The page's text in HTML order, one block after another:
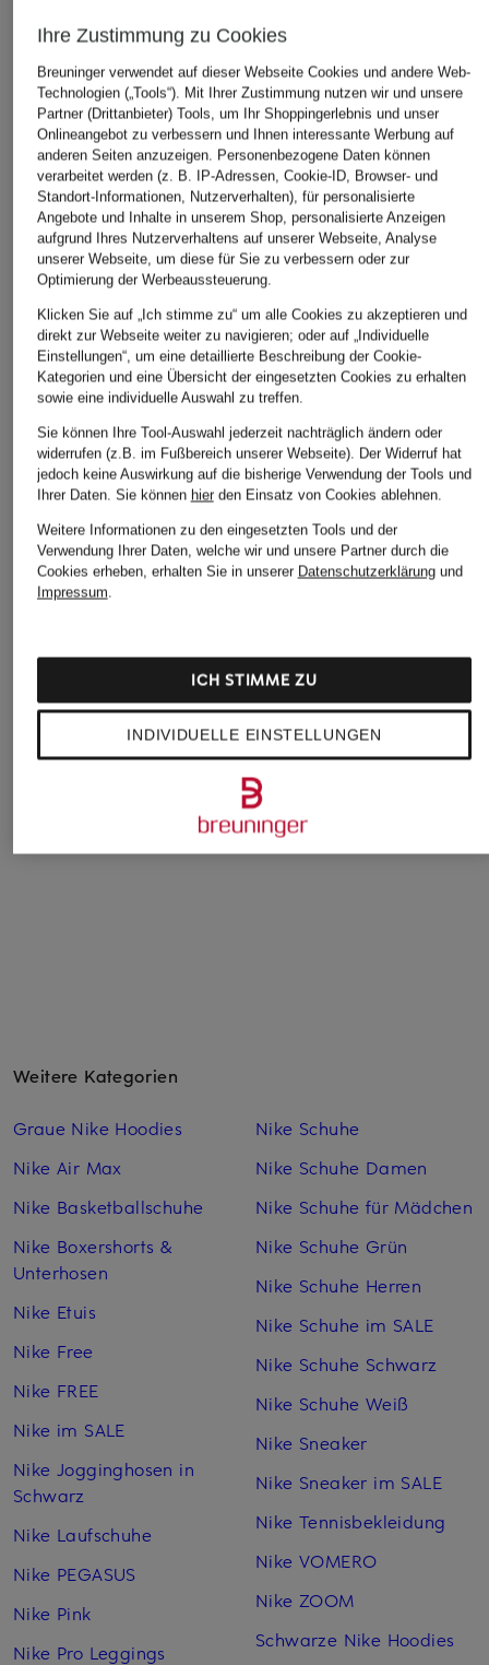
100 €
Handschuhe UA
Touchscreen-Funktion
22 €
Touchscreen-
24,99 €
Weitere Kategorien
Graue Nike Hoodies
Nike Air Max
Nike Basketballschuhe
Nike Boxershorts &
Unterhosen
Nike Etuis
Nike Free
Nike FREE
Nike im SALE
Nike Jogginghosen in
Schwarz
Nike Laufschuhe
Nike PEGASUS
Nike Pink
Nike Pro Leggings
Nike Schuhe
Nike Schuhe Damen
Nike Schuhe für Mädchen
Nike Schuhe Grün
Nike Schuhe Herren
Nike Schuhe im SALE
Nike Schuhe Schwarz
Nike Schuhe Weiß
Nike Sneaker
Nike Sneaker im SALE
Nike Tennisbekleidung
Nike VOMERO
Nike ZOOM
Schwarze Nike Hoodies
Ihre Zustimmung zu Cookies
Breuninger verwendet auf dieser Webseite Cookies und andere Web-
Technologien („Tools“). Mit Ihrer Zustimmung nutzen wir und unsere
Partner (Drittanbieter) Tools, um Ihr Shoppingerlebnis und unser
Onlineangebot zu verbessern und Ihnen interessante Werbung auf
anderen Seiten anzuzeigen. Personenbezogene Daten können
verarbeitet werden (z. B. IP-Adressen, Cookie-ID, Browser- und
Standort-Informationen, Nutzerverhalten), für personalisierte
Angebote und Inhalte in unserem Shop, personalisierte Anzeigen
aufgrund Ihres Nutzerverhaltens auf unserer Webseite, Analyse
unserer Webseite, um diese für Sie zu verbessern oder zur
Optimierung der Werbeaussteuerung.
Klicken Sie auf „Ich stimme zu“ um alle Cookies zu akzeptieren und
direkt zur Webseite weiter zu navigieren; oder auf „Individuelle
Einstellungen“, um eine detaillierte Beschreibung der Cookie-
Kategorien und eine Übersicht der eingesetzten Cookies zu erhalten
sowie eine individuelle Auswahl zu treffen.
Sie können Ihre Tool-Auswahl jederzeit nachträglich ändern oder
widerrufen (z.B. im Fußbereich unserer Webseite). Der Widerruf hat
jedoch keine Auswirkung auf die bisherige Verwendung der Tools und
Ihrer Daten. Sie können hierden Einsatz von Cookies ablehnen.
Weitere Informationen zu den eingesetzten Tools und der
Verwendung Ihrer Daten, welche wir und unsere Partner durch die
Cookies erheben, erhalten Sie in unserer Datenschutzerklärungund
Impressum.
INDIVIDUELLE EINSTELLUNGEN
ICH STIMME ZU